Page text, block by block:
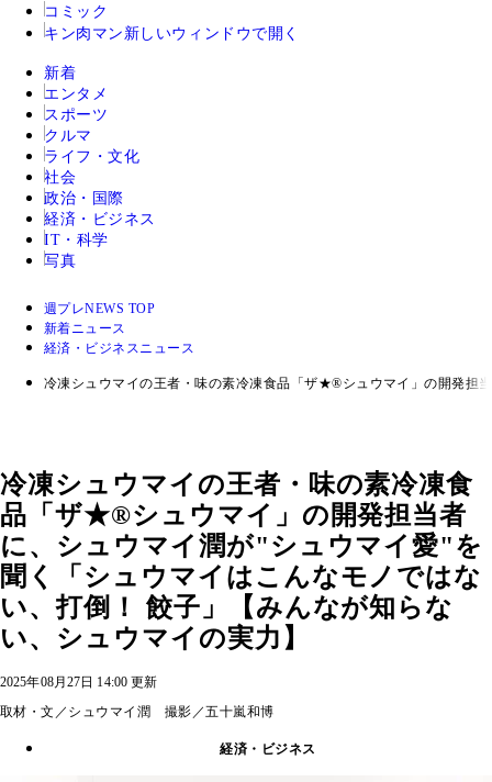
コミック
キン肉マン 新しいウィンドウで開く
新着
エンタメ
スポーツ
クルマ
ライフ・文化
社会
政治・国際
経済・ビジネス
IT・科学
写真
週プレNEWS TOP
新着ニュース
経済・ビジネスニュース
冷凍シュウマイの王者・味の素冷凍食品「ザ★®シュウマイ」の開発担
冷凍シュウマイの王者・味の素冷凍食
品「ザ★®シュウマイ」の開発担当者
に、シュウマイ潤が"シュウマイ愛"を
聞く「シュウマイはこんなモノではな
い、打倒！ 餃子」【みんなが知らな
い、シュウマイの実力】
2025年08月27日 14:00 更新
取材・文／シュウマイ潤 撮影／五十嵐和博
経済・ビジネス